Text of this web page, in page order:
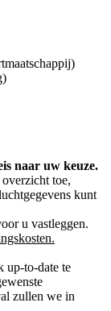
naar uw keuze.
toe,
kunt
u vastleggen.
up-to-date te
zullen we in